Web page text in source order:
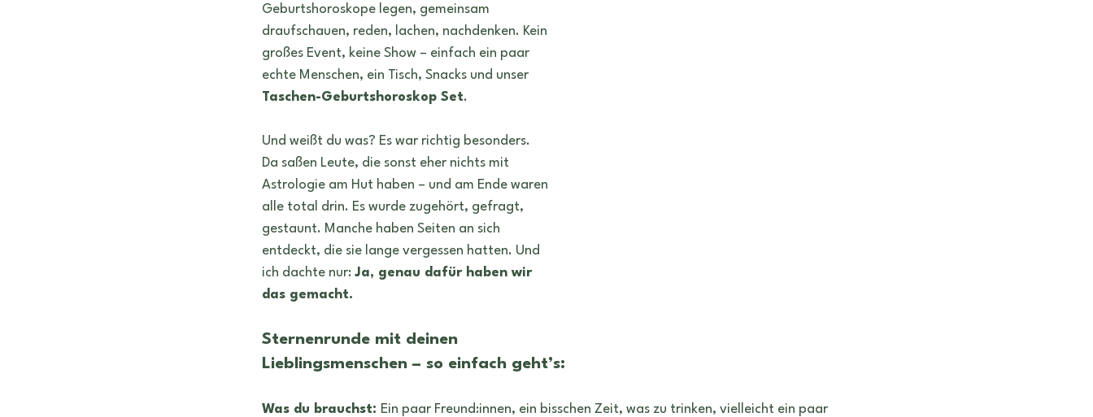
Geburtshoroskope legen, gemeinsam
draufschauen, reden, lachen, nachdenken. Kein
großes Event, keine Show – einfach ein paar
echte Menschen, ein Tisch, Snacks und unser
Taschen-Geburtshoroskop Set.
Und weißt du was? Es war richtig besonders.
Da saßen Leute, die sonst eher nichts mit
Astrologie am Hut haben – und am Ende waren
alle total drin. Es wurde zugehört, gefragt,
gestaunt. Manche haben Seiten an sich
entdeckt, die sie lange vergessen hatten. Und
ich dachte nur: Ja, genau dafür haben wir
das gemacht.
Sternenrunde mit deinen
Lieblingsmenschen – so einfach geht’s:
Was du brauchst: Ein paar Freund:innen, ein bisschen Zeit, was zu trinken, vielleicht ein paar